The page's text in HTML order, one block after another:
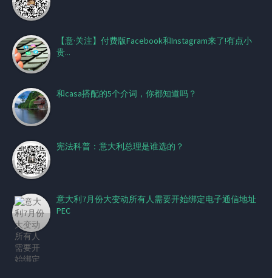
【意·关注】付费版Facebook和Instagram来了!有点小
贵...
和casa搭配的5个介词，你都知道吗？
宪法科普：意大利总理是谁选的？
意大利7月份大变动所有人需要开始绑定电子通信地址
PEC